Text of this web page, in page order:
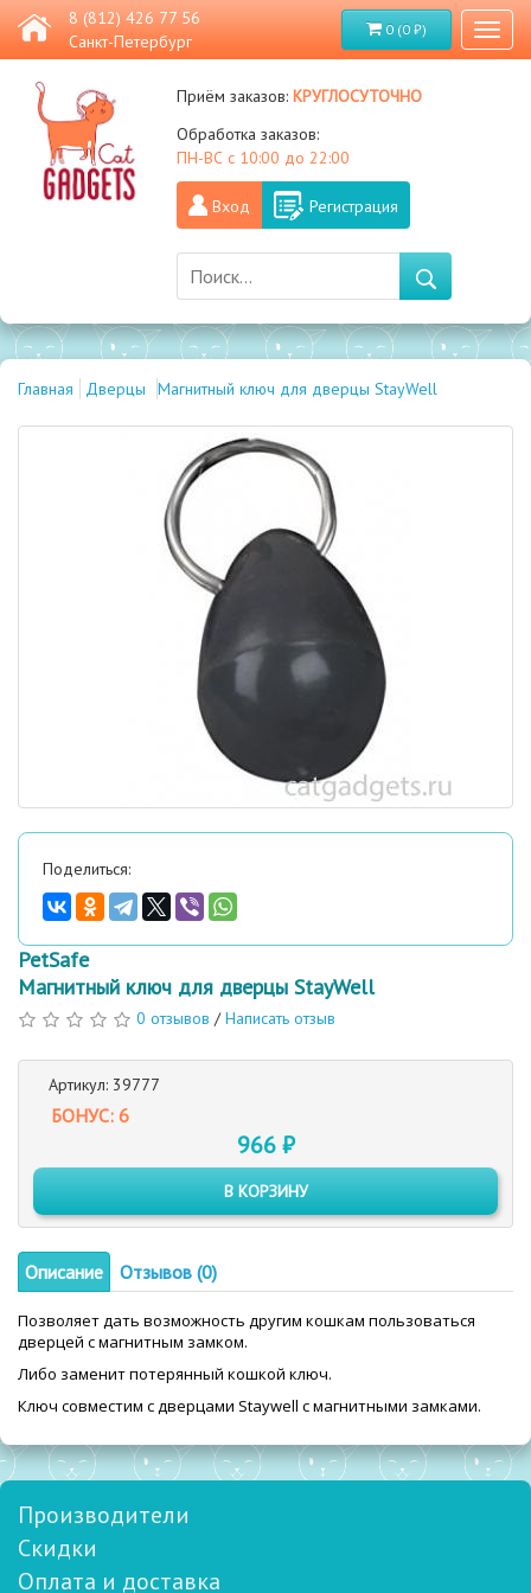
8 (812) 426 77 56
Санкт-Петербург
0 (0 ₽)
Приём заказов:круглосуточно
Обработка заказов:
ПН-ВС с 10:00 до 22:00
Вход Регистрация
Главная Дверцы Магнитный ключ для дверцы StayWell
Поделиться:
PetSafe
Магнитный ключ для дверцы StayWell
0 отзывов /Написать отзыв
Артикул: 39777
БОНУС: 6
966 ₽
В КОРЗИНУ
Описание Отзывов (0)
Позволяет дать возможность другим кошкам пользоваться
дверцей с магнитным замком.
Либо заменит потерянный кошкой ключ.
Ключ совместим с дверцами Staywell с магнитными замками.
Производители
Скидки
Оплата и доставка